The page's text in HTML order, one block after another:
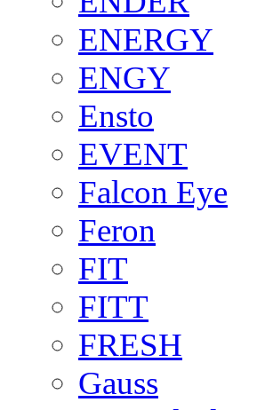
ENERGY
ENGY
Ensto
EVENT
Falcon Eye
Feron
FIT
FITT
FRESH
Gauss